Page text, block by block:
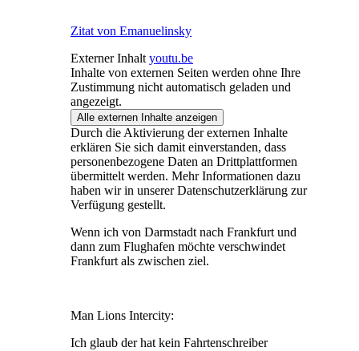
Zitat von Emanuelinsky
Externer Inhalt youtu.be
Inhalte von externen Seiten werden ohne Ihre
Zustimmung nicht automatisch geladen und
angezeigt.
Alle externen Inhalte anzeigen
Durch die Aktivierung der externen Inhalte
erklären Sie sich damit einverstanden, dass
personenbezogene Daten an Drittplattformen
übermittelt werden. Mehr Informationen dazu
haben wir in unserer Datenschutzerklärung zur
Verfügung gestellt.
Wenn ich von Darmstadt nach Frankfurt und
dann zum Flughafen möchte verschwindet
Frankfurt als zwischen ziel.
Man Lions Intercity:
Ich glaub der hat kein Fahrtenschreiber